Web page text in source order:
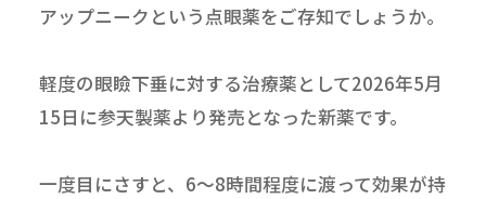
アップニークという点眼薬をご存知でしょうか。
軽度の眼瞼下垂に対する治療薬として2026年5月
15日に参天製薬より発売となった新薬です。
一度目にさすと、6～8時間程度に渡って効果が持